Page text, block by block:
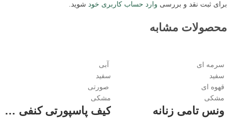
برای ثبت نقد و بررسی وارد حساب کاربری خود شوید.
محصولات مشابه
سرمه ای
سفید
قهوه ای
مشکی
ونس تامی زنانه
آبی
سفید
صورتی
مشکی
کیف پاسپورتی کنفی تدی زنانه